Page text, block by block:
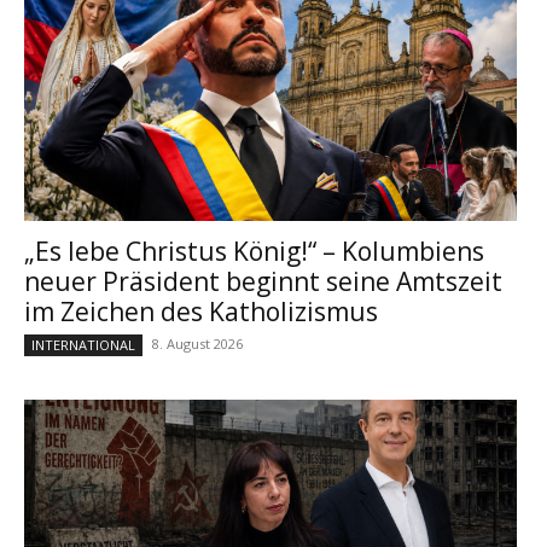
„Es lebe Christus König!“ – Kolumbiens
neuer Präsident beginnt seine Amtszeit
im Zeichen des Katholizismus
INTERNATIONAL 8. August 2026